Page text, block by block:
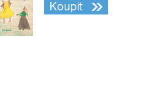
Koupit